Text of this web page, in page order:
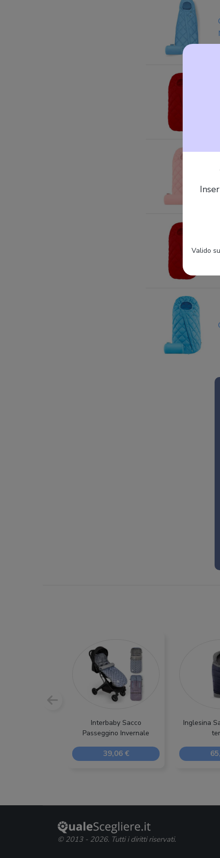
Interbaby Sacco
Passeggino Invernale
39,06 €
Inglesina
Valido
© 2013 - 2026. Tutti i diritti riservati.